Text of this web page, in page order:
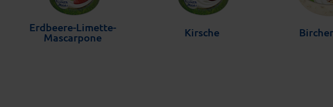
Erdbeere-Limette-
Mascarpone Kirsche